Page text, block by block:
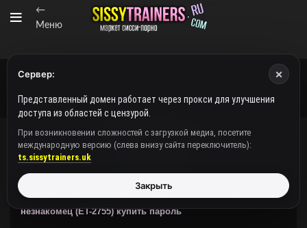
←
Меню
ВИДЕО/АУДИО
Sissy Translate /Видео /Story: мой первый
незнакомец (ET-2755)купить пароль
Сервер: ×
Представленный домен работает через прокси для улучшения
доступа из областей с цензурой.
При возникновении сложностей с загрузкой медиа, посетите
международную версию (слева внизу сайта переключитель):
ts.sissytrainers.uk
Закрыть